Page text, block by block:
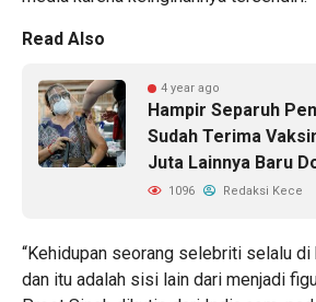
Read Also
4 year ago
Hampir Separuh
Sudah Terima
Juta Lainnya Baru
1096 Redaksi Kece
“Kehidupan seorang selebriti selalu di
dan itu adalah sisi lain dari menjadi